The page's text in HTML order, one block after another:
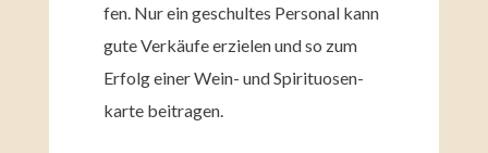
fen. Nur ein geschul­tes Perso­nal kann
gute Verkäu­fe erzie­len und so zum
Erfolg einer Wein- und Spiri­tuo­sen­
kar­te beitra­gen.